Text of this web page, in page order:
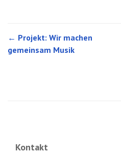
Post navigation
← Projekt: Wir machen
gemeinsam Musik
Kontakt